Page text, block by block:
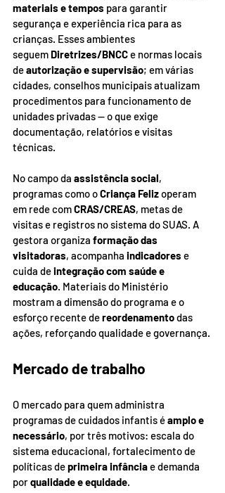
materiais e tempos para garantir
segurança e experiência rica para as
crianças. Esses ambientes
seguem Diretrizes/BNCC e normas locais
de autorização e supervisão; em várias
cidades, conselhos municipais atualizam
procedimentos para funcionamento de
unidades privadas — o que exige
documentação, relatórios e visitas
técnicas.
No campo da assistência social,
programas como o Criança Feliz operam
em rede com CRAS/CREAS, metas de
visitas e registros no sistema do SUAS. A
gestora organiza formação das
visitadoras, acompanha indicadores e
cuida de integração com saúde e
educação. Materiais do Ministério
mostram a dimensão do programa e o
esforço recente de reordenamento das
ações, reforçando qualidade e governança.
Mercado de trabalho
O mercado para quem administra
programas de cuidados infantis é amplo e
necessário, por três motivos: escala do
sistema educacional, fortalecimento de
políticas de primeira infância e demanda
por qualidade e equidade.